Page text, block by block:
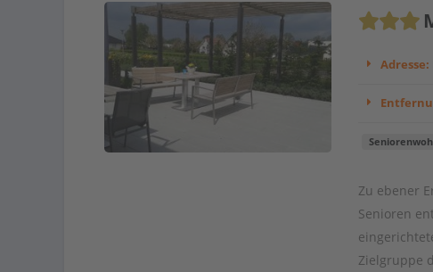
Adresse:
Zu ebener
Senioren
Zielgruppe